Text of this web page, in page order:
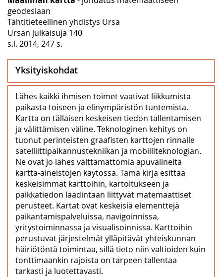
geodesiaan
Tähtitieteellinen yhdistys Ursa
Ursan julkaisuja 140
s.l. 2014, 247 s.
Yksityiskohdat
Lähes kaikki ihmisen toimet vaativat liikkumista
paikasta toiseen ja elinympäristön tuntemista.
Kartta on tällaisen keskeisen tiedon tallentamisen
ja välittämisen väline. Teknologinen kehitys on
tuonut perinteisten graafisten karttojen rinnalle
satelliittipaikannustekniikan ja mobiiliteknologian.
Ne ovat jo lähes välttämättömiä apuvälineitä
kartta-aineistojen käytössä. Tämä kirja esittää
keskeisimmät karttoihin, kartoitukseen ja
paikkatiedon laadintaan liittyvät matemaattiset
perusteet. Kartat ovat keskeisiä elementtejä
paikantamispalveluissa, navigoinnissa,
yritystoiminnassa ja visualisoinnissa. Karttoihin
perustuvat järjestelmät ylläpitävät yhteiskunnan
häiriötöntä toimintaa, sillä tieto niin valtioiden kuin
tonttimaankin rajoista on tarpeen tallentaa
tarkasti ja luotettavasti.